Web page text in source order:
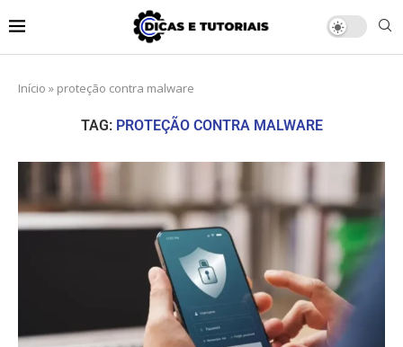
Início » proteção contra malware
TAG: PROTEÇÃO CONTRA MALWARE